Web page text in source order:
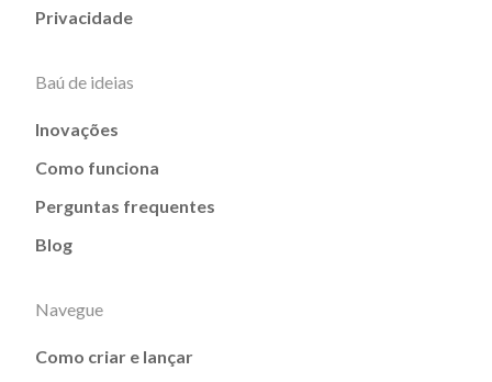
Privacidade
Baú de ideias
Inovações
Como funciona
Perguntas frequentes
Blog
Navegue
Como criar e lançar